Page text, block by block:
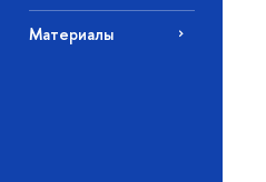
Материалы